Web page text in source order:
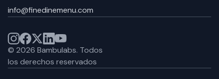
info@finedinemenu.com
© 2026 Bambulabs. Todos
los derechos reservados